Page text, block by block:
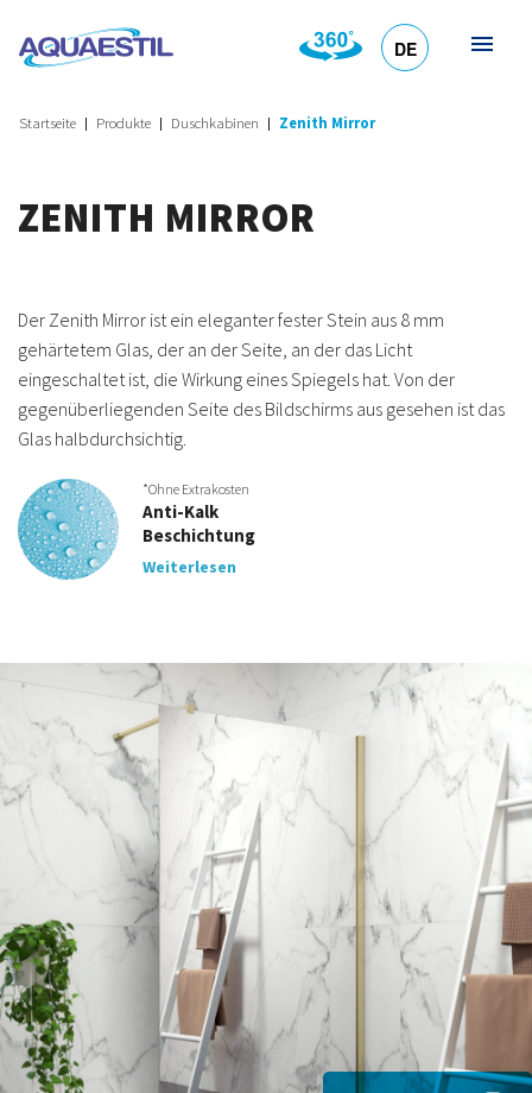
DE
Startseite Produkte Duschkabinen Zenith Mirror
ZENITH MIRROR
Der Zenith Mirror ist ein eleganter fester Stein aus 8 mm
gehärtetem Glas, der an der Seite, an der das Licht
eingeschaltet ist, die Wirkung eines Spiegels hat. Von der
gegenüberliegenden Seite des Bildschirms aus gesehen ist das
Glas halbdurchsichtig.
*Ohne Extrakosten
Anti-Kalk
Beschichtung
Weiterlesen